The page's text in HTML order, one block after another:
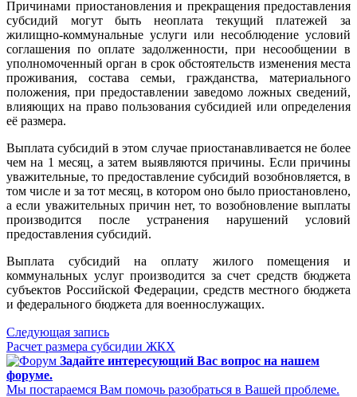
Причинами приостановления и прекращения предоставления
субсидий могут быть неоплата текущий платежей за
жилищно-коммунальные услуги или несоблюдение условий
соглашения по оплате задолженности, при несообщении в
уполномоченный орган в срок обстоятельств изменения места
проживания, состава семьи, гражданства, материального
положения, при предоставлении заведомо ложных сведений,
влияющих на право пользования субсидией или определения
её размера.
Выплата субсидий в этом случае приостанавливается не более
чем на 1 месяц, а затем выявляются причины. Если причины
уважительные, то предоставление субсидий возобновляется, в
том числе и за тот месяц, в котором оно было приостановлено,
а если уважительных причин нет, то возобновление выплаты
производится после устранения нарушений условий
предоставления субсидий.
Выплата субсидий на оплату жилого помещения и
коммунальных услуг производится за счет средств бюджета
субъектов Российской Федерации, средств местного бюджета
и федерального бюджета для военнослужащих.
Следующая запись
Расчет размера субсидии ЖКХ
Задайте интересующий Вас вопрос на нашем
форуме.
Мы постараемся Вам помочь разобраться в Вашей проблеме.